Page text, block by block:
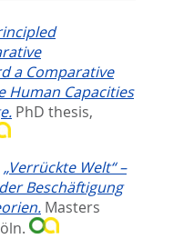
a Comparative
Human Capacities
PhD thesis,
„Verrückte Welt“ –
Beschäftigung
Masters